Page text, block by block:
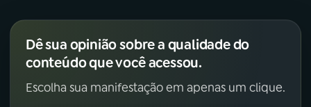
Dê sua opinião sobre a qualidade do
conteúdo que você acessou.
Escolha sua manifestação em apenas um clique.